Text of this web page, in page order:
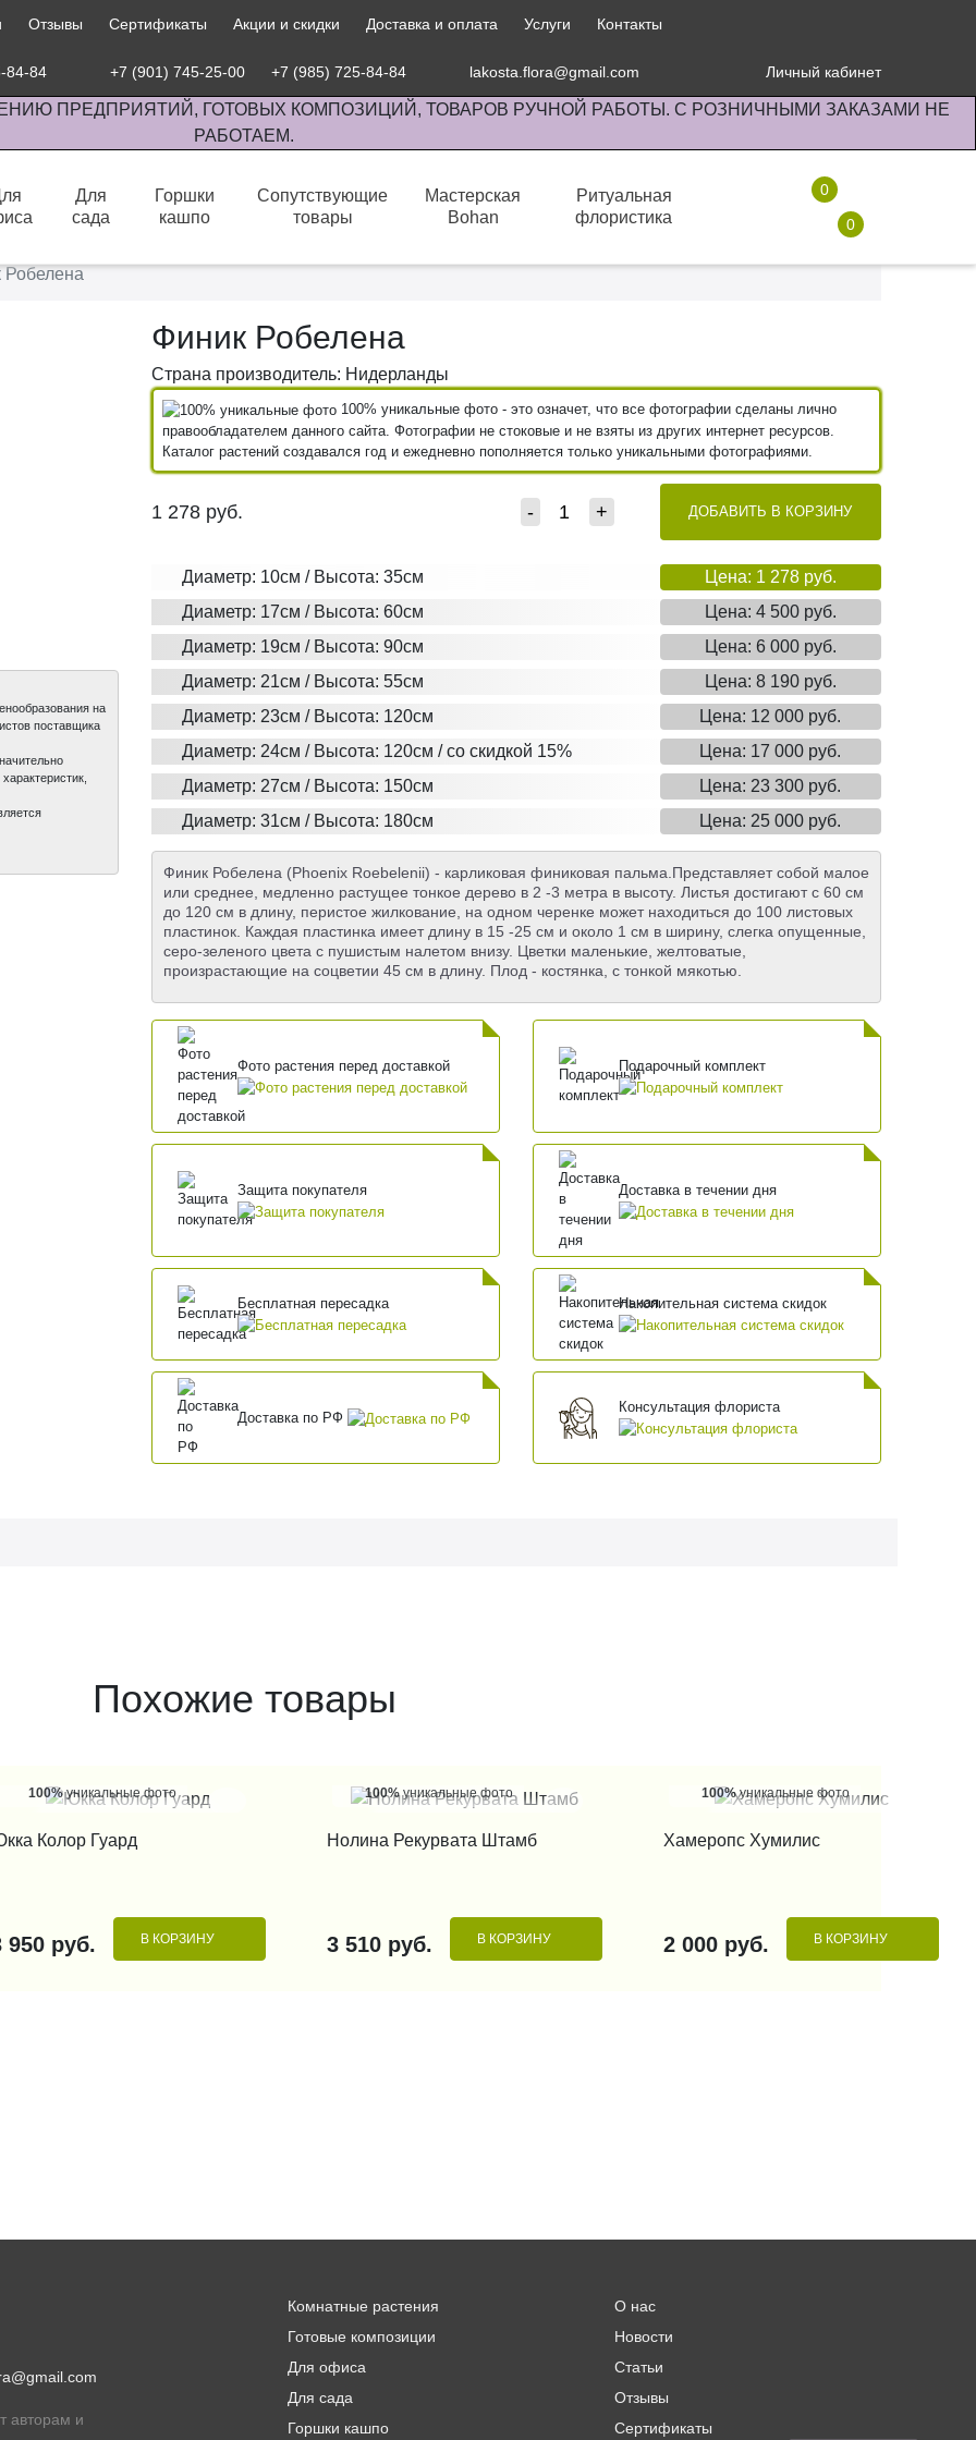
Отзывы Сертификаты Акции и скидки Доставка и оплата Услуги Контакты
84-84 +7 (901) 745-25-00 +7 (985) 725-84-84 lakosta.flora@gmail.com Личный кабинет
ПРЕДПРИЯТИЙ, ГОТОВЫХ КОМПОЗИЦИЙ, ТОВАРОВ РУЧНОЙ РАБОТЫ. С РОЗНИЧНЫМИ ЗАКАЗАМИ НЕ
РАБОТАЕМ.
Для
сада
Горшки
кашпо
Сопутствующие
товары
Мастерская
Bohan
Ритуальная
флористика
0
0
Робелена
на
поставщика
Финик Робелена
Страна производитель: Нидерланды
100% уникальные фото - это означет, что все фотографии сделаны лично
правообладателем данного сайта. Фотографии не стоковые и не взяты из других интернет ресурсов.
Каталог растений создавался год и ежедневно пополняется только уникальными фотографиями.
1 278 руб. - + ДОБАВИТЬ В КОРЗИНУ
Диаметр: 10см / Высота: 35см
Цена: 1 278 руб.
Диаметр: 17см / Высота: 60см
Цена: 4 500 руб.
Диаметр: 19см / Высота: 90см
Цена: 6 000 руб.
Диаметр: 21см / Высота: 55см
Цена: 8 190 руб.
Диаметр: 23см / Высота: 120см
Цена: 12 000 руб.
Диаметр: 24см / Высота: 120см / со скидкой 15%
Цена: 17 000 руб.
Диаметр: 27см / Высота: 150см
Цена: 23 300 руб.
Диаметр: 31см / Высота: 180см
Цена: 25 000 руб.
Финик Робелена (Phoenix Roebelenii) - карликовая финиковая пальма.Представляет собой малое
или среднее, медленно растущее тонкое дерево в 2 -3 метра в высоту. Листья достигают с 60 см
до 120 см в длину, перистое жилкование, на одном черенке может находиться до 100 листовых
пластинок. Каждая пластинка имеет длину в 15 -25 см и около 1 см в ширину, слегка опущенные,
серо-зеленого цвета с пушистым налетом внизу. Цветки маленькие, желтоватые,
произрастающие на соцветии 45 см в длину. Плод - костянка, с тонкой мякотью.
Фото растения перед доставкой Подарочный комплект
Защита покупателя Доставка в течении дня
Бесплатная пересадка Накопительная система скидок
Доставка по РФ
Консультация флориста
Похожие товары
100%уникальные фото
Колор Гуард
950 руб. В КОРЗИНУ
100%уникальные фото
Нолина Рекурвата Штамб
3 510 руб. В КОРЗИНУ
100%уникальные фото
Хамеропс Хумилис
2 000 руб. В КОРЗИНУ
авторам и
Комнатные растения
Готовые композиции
Для офиса
Для сада
Горшки кашпо
О нас
Новости
Статьи
Отзывы
Сертификаты